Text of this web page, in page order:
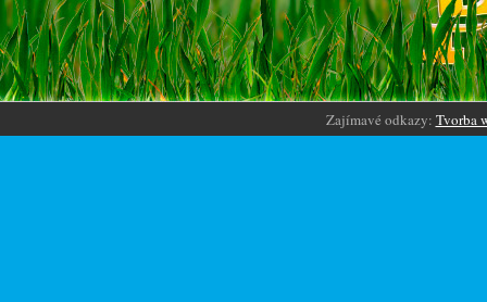
Zajímavé odkazy: Tvorba